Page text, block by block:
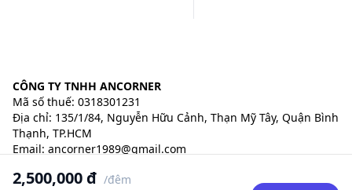
2,500,000 đ /đêm
những khoảng lặng giữa
lòng thành phố, hãy chậm
lại một chút. Sài Gòn thực
chất là một "cỗ máy thời
gian" đầy ma thuật, nơi mà
chỉ cần rẽ vào một con
điều dễ dàng. Đừng lo
cẩm nang "gối đầu
giường" giúp bạn chọn
CÔNG TY TNHH ANCORNER
Mã số thuế: 0318301231
Địa chỉ: 135/1/84, Nguyễn Hữu Cảnh, Thạn Mỹ Tây, Quận Bình
Thạnh, TP.HCM
Email: ancorner1989@gmail.com
whatssap/ viber/ Imessage/ telegram)